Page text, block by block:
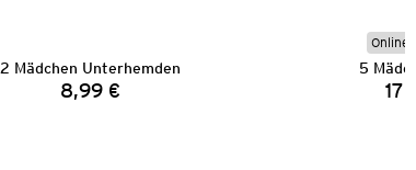
2 Mädchen Unterhemden
Preis:
8,99 €
Online
5